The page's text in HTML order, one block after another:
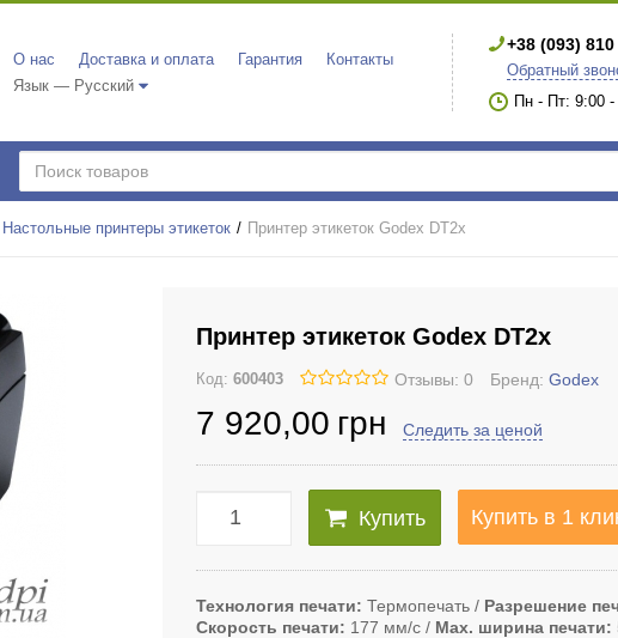
О нас Доставка и оплата Гарантия
Контакты
Язык — Русский
+38 (093)
Обратный
Пн - Пт: 9:00
Настольные принтеры этикеток Принтер этикеток Godex DT2x
Принтер этикеток Godex DT2x
Код: 600403 Отзывы: 0 Бренд: Godex
7 920,00 грн Следить за ценой
Купить Купить в 1
Технология печати Термопечать Разрешение
Скорость печати
177 мм/с Max. ширина печати